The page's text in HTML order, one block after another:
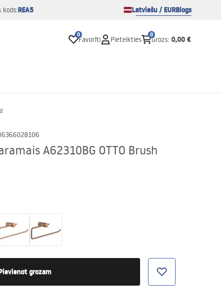
kods:REA5 Latviešu / EURBlogs
0
Favorīti Pieteikties
0
Grozs: 0,00 €
A62310BG OTTO Brush
grozam